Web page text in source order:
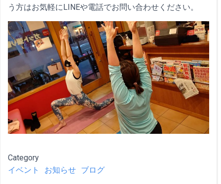
う方はお気軽にLINEや電話でお問い合わせください。
Category
イベント お知らせ ブログ